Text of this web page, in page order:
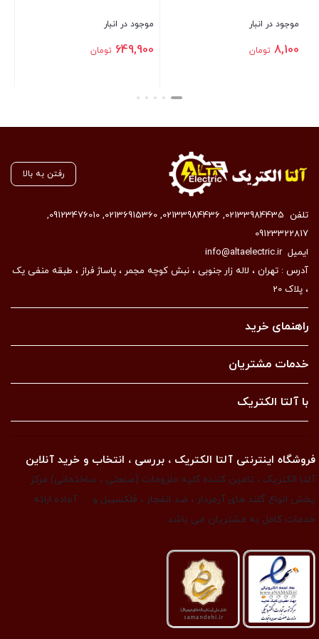
649,900
رفتن به بالا
تلفن 02133984435
,
02133984436
,
02136915360
,
09123476010
,
09123322817
ایمیلinfo@altaelectric.ir
آدرس : تهران ، لاله زار جنوبی ، نبش کوچه مجمر ، پاساژ فراز ، طبقه منفی یک
، پلاک 20
راهنمای خرید
خدمات مشتریان
با آلتا الکتریک
فروشگاه اینترنتی آلتا الکتریک ، بررسی ، انتخاب و خرید آنلاین
آلتا الکتریک ، تامین کننده کلیه ملزومات (صنعتی ، ساختمانی) مرکز
پخش انواع گلند های آرمردار ، ضد انفجار ، فلکسیبل و … آماده ارائه
خدمات کامل به مشتریان می باشد.